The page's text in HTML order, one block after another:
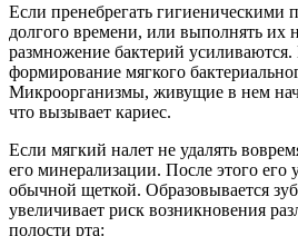
Если пренебрегать гигиеническими
долгого времени, или выполнять их
размножение бактерий
формирование мягкого
Микроорганизмы, живущие в нем
что вызывает кариес.
Если мягкий налет не удалять
его минерализации. После этого его
обычной щеткой. Образовывается
увеличивает риск возникновения
полости рта: